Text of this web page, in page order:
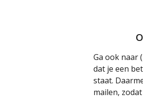
Ga ook naar
dat je een
staat.
mailen,